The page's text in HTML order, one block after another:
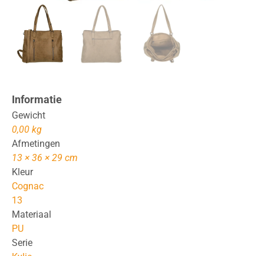
Informatie
Gewicht
0,00 kg
Afmetingen
13 × 36 × 29 cm
Kleur
Cognac
13
Materiaal
PU
Serie